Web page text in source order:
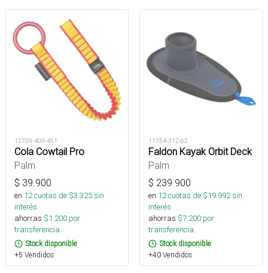
12709-409-451
Cola Cowtail Pro
Palm
$ 39.900
en 12cuotas de $3.325sin
interés
ahorras $1.200 por
transferencia.
Stock disponible
+5 Vendidos
11754-312-62
Faldon Kayak Orbit Deck
Palm
$ 239.900
en 12cuotas de $19.992sin
interés
ahorras $7.200 por
transferencia.
Stock disponible
+40 Vendidos